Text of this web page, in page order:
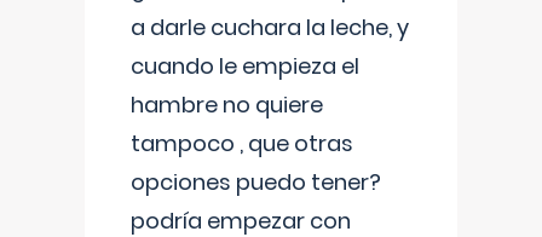
a darle cuchara la leche, y
cuando le empieza el
hambre no quiere
tampoco , que otras
opciones puedo tener?
podría empezar con